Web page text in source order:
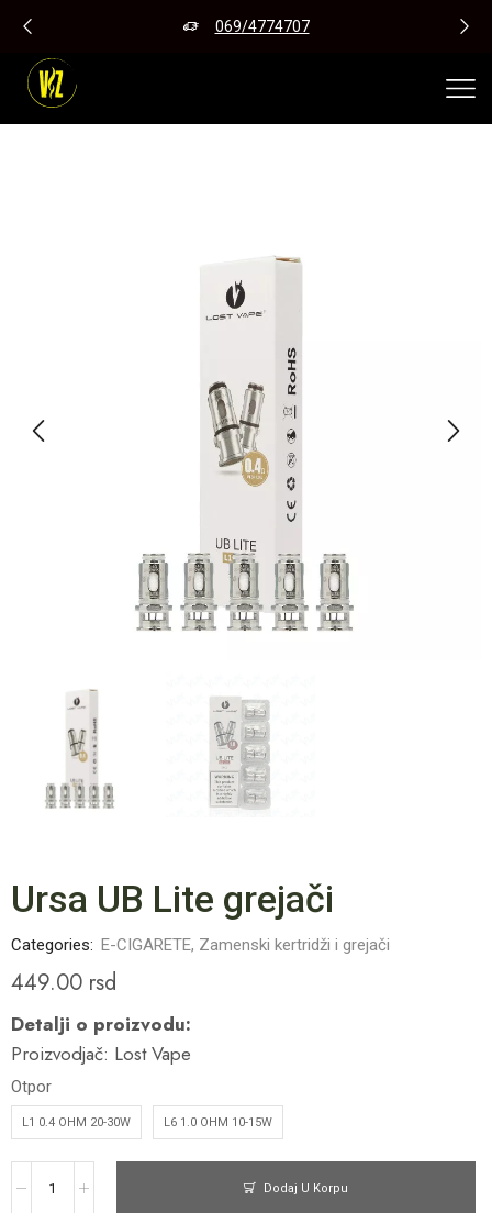
069/4774707
Ursa UB Lite grejači
Categories: E-CIGARETE, Zamenski kertridži i grejači
449.00 rsd
Detalji o proizvodu:
Proizvodjač: Lost Vape
Otpor
L1 0.4 OHM 20-30W L6 1.0 OHM 10-15W
Dodaj U Korpu